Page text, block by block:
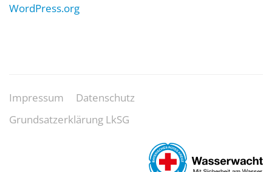
WordPress.org
Impressum
Datenschutz
Grundsatzerklärung LkSG